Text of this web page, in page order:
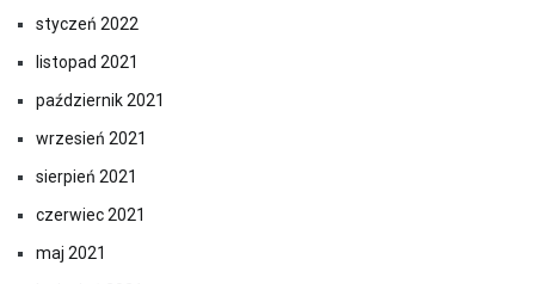
styczeń 2022
listopad 2021
październik 2021
wrzesień 2021
sierpień 2021
czerwiec 2021
maj 2021